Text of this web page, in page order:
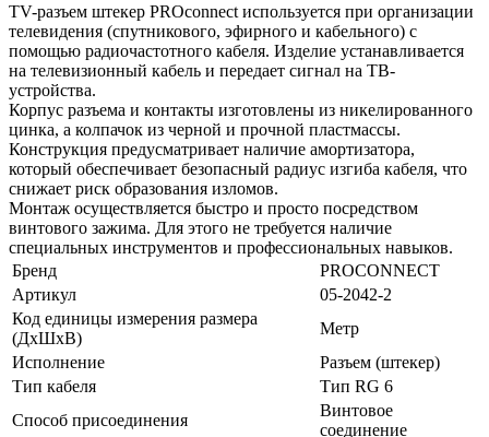
TV-разъем штекер PROconnect используется при организации
телевидения (спутникового, эфирного и кабельного) с
помощью радиочастотного кабеля. Изделие устанавливается
на телевизионный кабель и передает сигнал на ТВ-
устройства.
Корпус разъема и контакты изготовлены из никелированного
цинка, а колпачок из черной и прочной пластмассы.
Конструкция предусматривает наличие амортизатора,
который обеспечивает безопасный радиус изгиба кабеля, что
снижает риск образования изломов.
Монтаж осуществляется быстро и просто посредством
винтового зажима. Для этого не требуется наличие
специальных инструментов и профессиональных навыков.
Бренд
PROCONNECT
Артикул
05-2042-2
Код единицы измерения размера
(ДхШхВ)
Метр
Исполнение
Разъем (штекер)
Тип кабеля
Тип RG 6
Способ присоединения
Винтовое
соединение